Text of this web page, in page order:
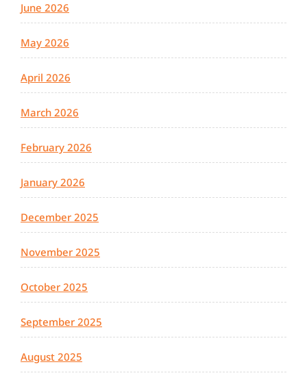
June 2026
May 2026
April 2026
March 2026
February 2026
January 2026
December 2025
November 2025
October 2025
September 2025
August 2025